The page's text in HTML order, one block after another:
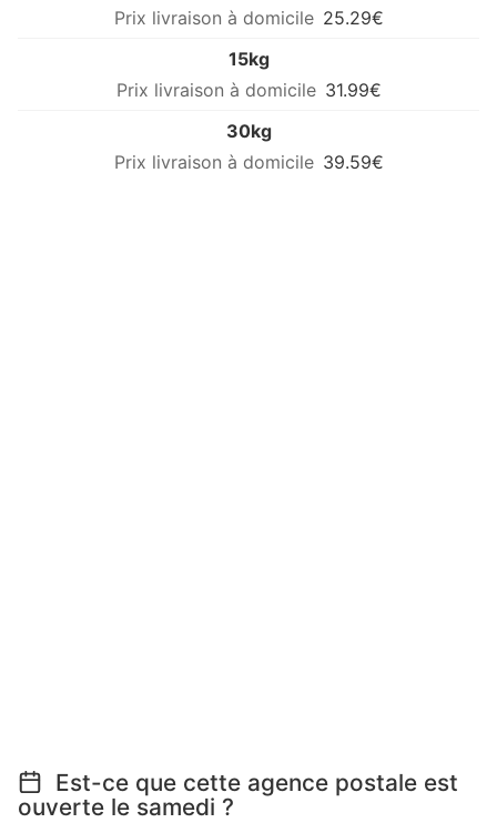
25.29€
15kg
31.99€
30kg
39.59€
Est-ce que cette agence postale est
ouverte le samedi ?